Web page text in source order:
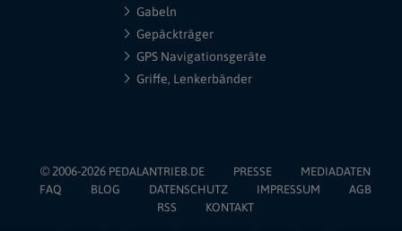
Gabeln
Gepäckträger
GPS Navigationsgeräte
Griffe, Lenkerbänder
© 2006-2026 PEDALANTRIEB.DE PRESSE
MEDIADATEN
FAQ
BLOG DATENSCHUTZ IMPRESSUM
AGB
RSS
KONTAKT